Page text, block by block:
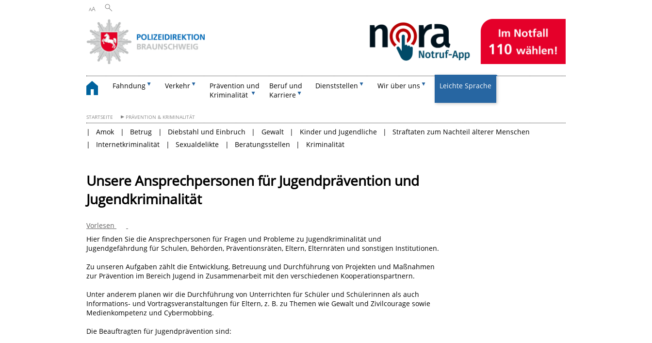
AA
Fahndung Verkehr
Prävention und
Kriminalität
Beruf und
Karriere
Dienststellen Wir über uns Leichte Sprache
STARTSEITE PRÄVENTION & KRIMINALITÄT
Amok Betrug Diebstahl und Einbruch Gewalt Kinder und Jugendliche
Straftaten zum Nachteil älterer Menschen
Internetkriminalität
Sexualdelikte Beratungsstellen Kriminalität
Unsere Ansprechpersonen für Jugendprävention und
Jugendkriminalität
Vorlesen
Hier finden Sie die Ansprechpersonen für Fragen und Probleme zu Jugendkriminalität und
Jugendgefährdung für Schulen, Behörden, Präventionsräten, Eltern, Elternräten und sonstigen Institutionen.
Zu unseren Aufgaben zählt die Entwicklung, Betreuung und Durchführung von Projekten und Maßnahmen
zur Prävention im Bereich Jugend in Zusammenarbeit mit den verschiedenen Kooperationspartnern.
Unter anderem planen wir die Durchführung von Unterrichten für Schüler und Schülerinnen als auch
Informations- und Vortragsveranstaltungen für Eltern, z. B. zu Themen wie Gewalt und Zivilcourage sowie
Medienkompetenz und Cybermobbing.
Die Beauftragten für Jugendprävention sind: